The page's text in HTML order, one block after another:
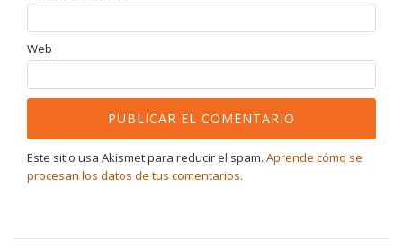
Web
Este sitio usa Akismet para reducir el spam. Aprende cómo se
procesan los datos de tus comentarios.